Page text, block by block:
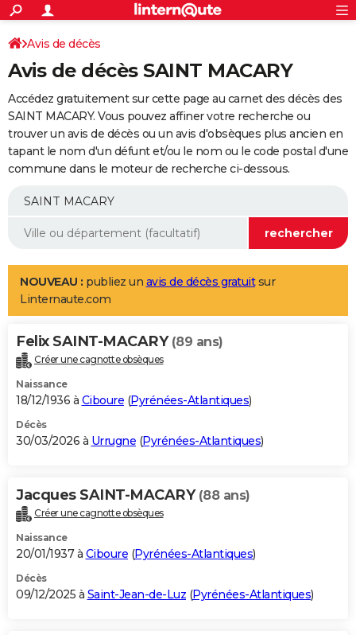
ACTUALITÉS
Politique
Société
Faits Divers
Education
Monde
Villes
+
SPORT
Coupe du monde 2026
Football
Tennis
Cyclisme
Rugby
Forum
Programme TV
TNT
Streaming
Cinéma
Sorties cinéma
Musique
+
FINANCE
Retraite
Epargne
Immobilier
Risques naturels par ville
Assurance
AUTO
Essais
Réserver un essai
Citadines
Berlines
SUV
Forum auto
+
Mobiles
Meilleur smartphone
Internet
Ordinateurs
Jeux vidéo
Guide high-tech
Aménagement intérieur
LIFESTYLE
Art de vivre
Bien-être
Loisirs
Mode
Modes de vie
Alimentation
Guide de la santé
Maladies
Médicaments
Sommeil
VOYAGE
Destinations
City break
Voyage nature
Voyage de noces
Forum
Climat
+PHOTO
GUIDES D'ACHAT
BONS PLANS
Carte de Noël
Carte Bonne année
Carte Saint-Valentin
Carte Pâques
Carte d'anniversaire
DICTIONNAIRE
Dictionnaire
Biographies
Citations
Expressions
Proverbes
PROGRAMME TV
S'inscrire
Se connecter
Lycées
Collèges
Primaires
Universités
Entreprises
Service militaire
Avis de recherche
AVIS DE DÉCÈS
Avis de décès
Avis de décès SAINT MACARY
Accédez gratuitement sur cette page au carnet des décès des
SAINT MACARY. Vous pouvez affiner votre recherche ou
trouver un avis de décès ou un avis d'obsèques plus ancien en
tapant le nom d'un défunt et/ou le nom ou le code postal d'une
commune dans le moteur de recherche ci-dessous.
NOUVEAU : publiez un avis de décès gratuitsur
Linternaute.com
Felix SAINT-MACARY (89 ans)
Créer une cagnotte obsèques
Naissance
18/12/1936 à Ciboure (Pyrénées-Atlantiques)
Décès
30/03/2026 à Urrugne (Pyrénées-Atlantiques)
Jacques SAINT-MACARY (88 ans)
Créer une cagnotte obsèques
Naissance
20/01/1937 à Ciboure (Pyrénées-Atlantiques)
Décès
09/12/2025 à Saint-Jean-de-Luz (Pyrénées-Atlantiques)